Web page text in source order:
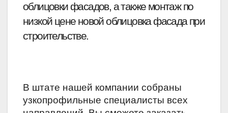
облицовки фасадов, а также монтаж по
низкой цене новой облицовка фасада при
строительстве.
В штате нашей компании собраны
узкопрофильные специалисты всех